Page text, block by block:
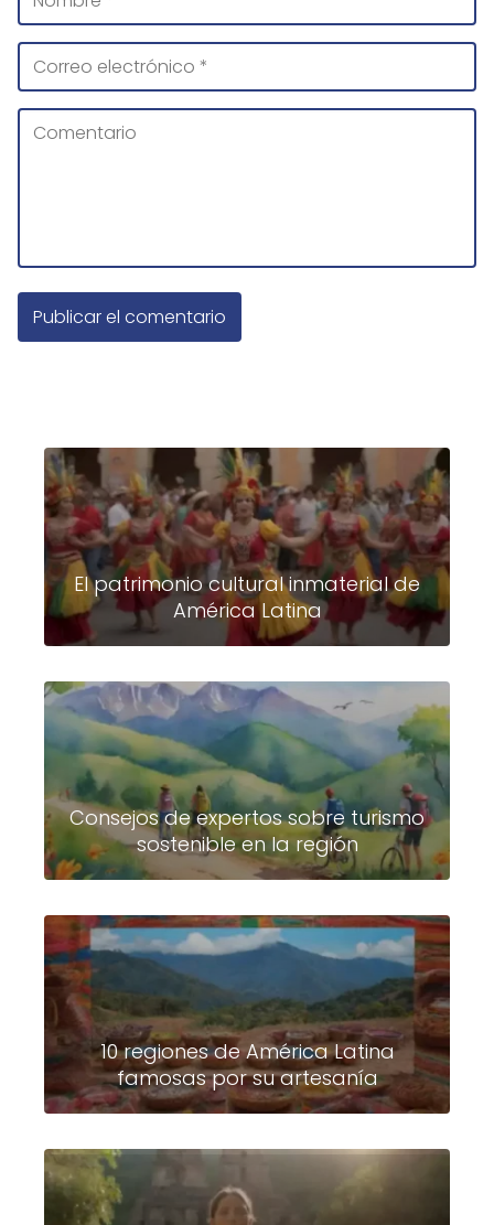
El patrimonio cultural inmaterial de
América Latina
Consejos de expertos sobre turismo
sostenible en la región
10 regiones de América Latina
famosas por su artesanía